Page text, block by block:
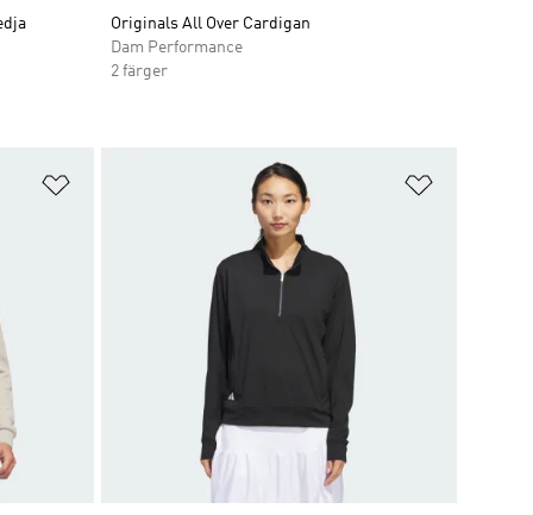
Originals All Over Cardigan
Dam Performance
2 färger
Lägg till på önskelistan